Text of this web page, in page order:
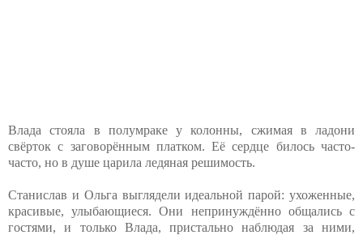
Влада стояла в полумраке у колонны, сжимая в ладони
свёрток с заговорённым платком. Её сердце билось часто-
часто, но в душе царила ледяная решимость.
Станислав и Ольга выглядели идеальной парой: ухоженные,
красивые, улыбающиеся. Они непринуждённо общались с
гостями, и только Влада, пристально наблюдая за ними,